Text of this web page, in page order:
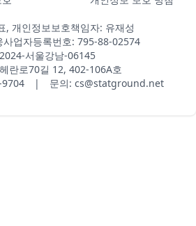
, 개인정보보호책임자: 유재성
사업자등록번호: 795-88-02574
서울강남-06145
란로70길 12, 402-106A호
9704 | 문의: cs@statground.net